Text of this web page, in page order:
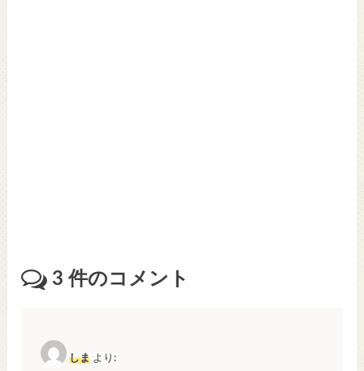
3 件のコメント
しま より: